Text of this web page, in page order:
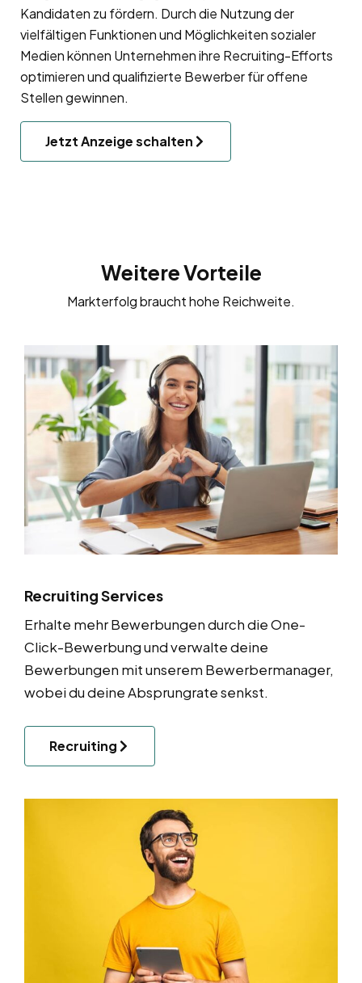
Kandidaten zu fördern. Durch die Nutzung der
vielfältigen Funktionen und Möglichkeiten sozialer
Medien können Unternehmen ihre Recruiting-Efforts
optimieren und qualifizierte Bewerber für offene
Stellen gewinnen.
Jetzt Anzeige schalten
Weitere Vorteile
Markterfolg braucht hohe Reichweite.
Recruiting Services
Erhalte mehr Bewerbungen durch die One-
Click-Bewerbung und verwalte deine
Bewerbungen mit unserem Bewerbermanager,
wobei du deine Absprungrate senkst.
Recruiting